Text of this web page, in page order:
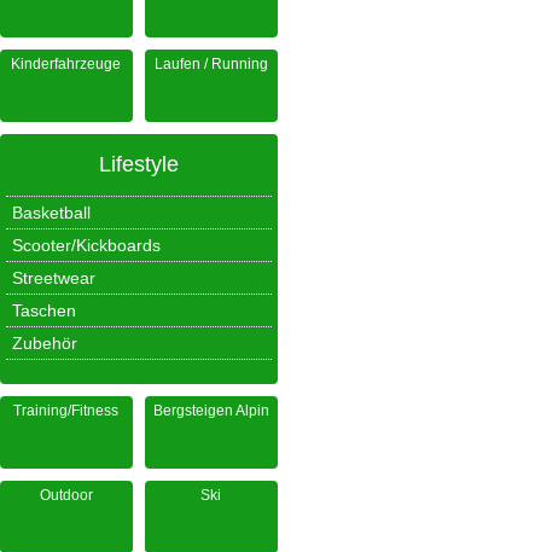
Kinderfahrzeuge Laufen / Running
Lifestyle
Basketball
Scooter/Kickboards
Streetwear
Taschen
Zubehör
Training/Fitness Bergsteigen Alpin
Outdoor Ski